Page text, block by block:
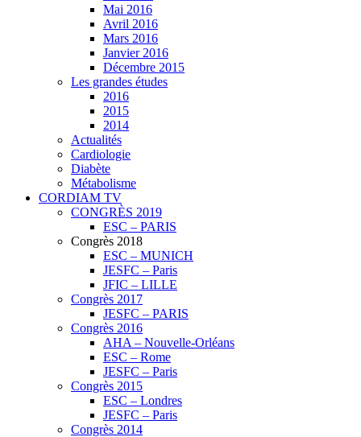
Mai 2016
Avril 2016
Mars 2016
Janvier 2016
Décembre 2015
Les grandes études
2016
2015
2014
Actualités
Cardiologie
Diabète
Métabolisme
CORDIAM TV
CONGRÈS 2019
ESC – PARIS
Congrès 2018
ESC – MUNICH
JESFC – Paris
JFIC – LILLE
Congrès 2017
JESFC – PARIS
Congrès 2016
AHA – Nouvelle-Orléans
ESC – Rome
JESFC – Paris
Congrès 2015
ESC – Londres
JESFC – Paris
Congrès 2014